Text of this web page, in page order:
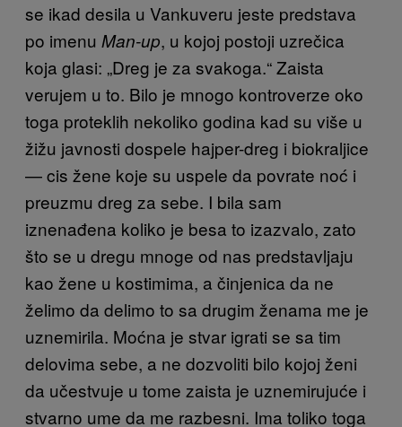
se ikad desila u Vankuveru jeste predstava
po imenu Man-up, u kojoj postoji uzrečica
koja glasi: „Dreg je za svakoga.“ Zaista
verujem u to. Bilo je mnogo kontroverze oko
toga proteklih nekoliko godina kad su više u
žižu javnosti dospele hajper-dreg i biokraljice
— cis žene koje su uspele da povrate noć i
preuzmu dreg za sebe. I bila sam
iznenađena koliko je besa to izazvalo, zato
što se u dregu mnoge od nas predstavljaju
kao žene u kostimima, a činjenica da ne
želimo da delimo to sa drugim ženama me je
uznemirila. Moćna je stvar igrati se sa tim
delovima sebe, a ne dozvoliti bilo kojoj ženi
da učestvuje u tome zaista je uznemirujuće i
stvarno ume da me razbesni. Ima toliko toga